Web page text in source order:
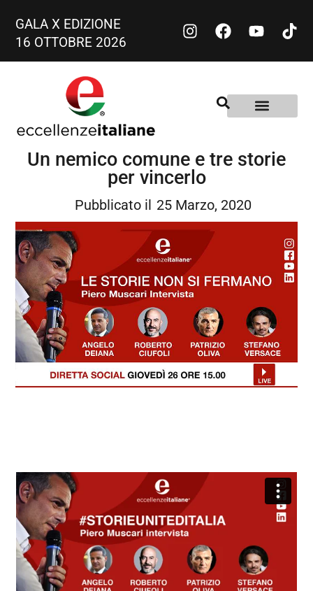
GALA X EDIZIONE
16 OTTOBRE 2026
Un nemico comune e tre storie
per vincerlo
Pubblicato il 25 Marzo, 2020